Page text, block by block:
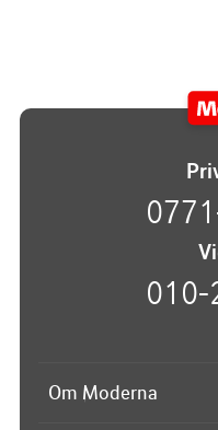
010-
Om Moderna